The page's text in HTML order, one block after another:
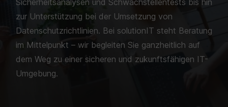
zur Unterstützung bei der Umsetzung von
Datenschutzrichtlinien. Bei solutionIT steht Beratung
im Mittelpunkt – wir begleiten Sie ganzheitlich auf
dem Weg zu einer sicheren und zukunftsfähigen IT-
Umgebung.